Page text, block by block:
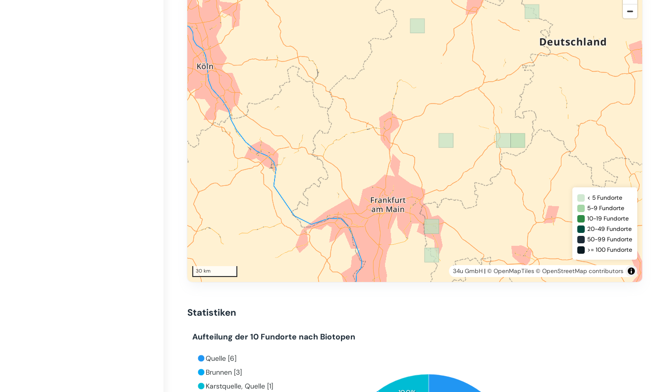
30 km 34u GmbH| © OpenMapTiles© OpenStreetMap contributors
< 5 Fundorte
5-9 Fundorte
10-19 Fundorte
20-49 Fundorte
50-99 Fundorte
>= 100 Fundorte
Statistiken
Aufteilung der 10 Fundorte nach Biotopen
Quelle [6]
Brunnen [3]
Karstquelle, Quelle [1]